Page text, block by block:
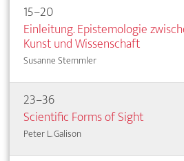
15–20
Einleitung. Epistemologie
Kunst und Wissenschaft
Susanne Stemmler
23–36
Scientific Forms of Sight
Peter L. Galison